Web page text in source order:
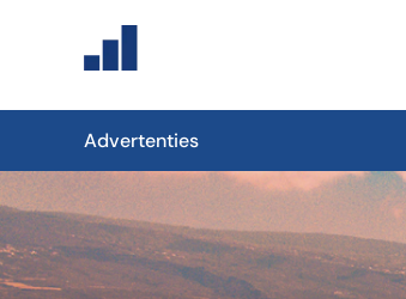
Advertenties